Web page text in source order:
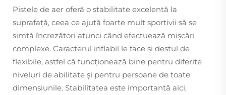
Pistele de aer oferă o stabilitate excelentă la
suprafață, ceea ce ajută foarte mult sportivii să se
simtă încrezători atunci când efectuează mișcări
complexe. Caracterul inflabil le face și destul de
flexibile, astfel că funcționează bine pentru diferite
niveluri de abilitate și pentru persoane de toate
dimensiunile. Stabilitatea este importantă aici,